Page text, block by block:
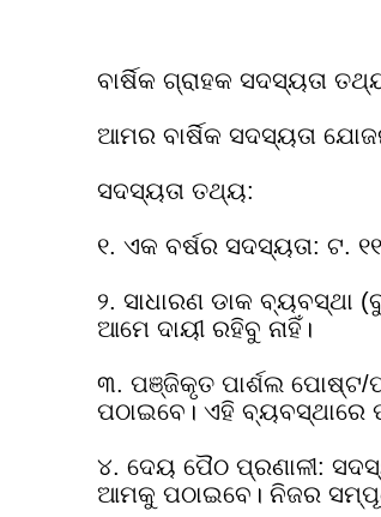
ବାର୍ଷିକ ଗ୍ରାହକ ସଦସ୍ୟତା
ଆମର ବାର୍ଷିକ ସଦସ୍ୟତା
ସଦସ୍ୟତା ତଥ୍ୟ:
୧. ଏକ ବର୍ଷର ସଦସ୍ୟତା: ଟ.
୨. ସାଧାରଣ ଡାକ ବ୍ୟବସ୍ଥା
ଆମେ ଦାୟୀ ରହିବୁ ନାହିଁ।
୩. ପଞ୍ଜିକୃତ ପାର୍ଶଲ ପୋଷ୍ଟ/
ପଠାଇବେ। ଏହି ବ୍ୟବସ୍ଥାରେ
୪. ଦେୟ ପୈଠ ପ୍ରଣାଳୀ:
ଆମକୁ ପଠାଇବେ। ନିଜର